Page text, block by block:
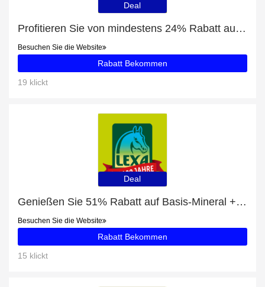
Deal
Profitieren Sie von mindestens 24% Rabatt auf Kräuter-Mineral
Besuchen Sie die Website
Rabatt Bekommen
19 klickt
Deal
Genießen Sie 51% Rabatt auf Basis-Mineral + 11% zusätzlichen Rabatt
Besuchen Sie die Website
Rabatt Bekommen
15 klickt